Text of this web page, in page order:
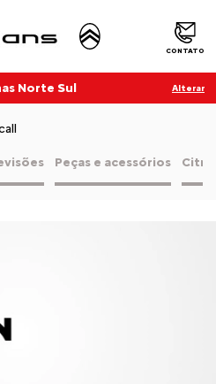
CONTATO
Norte Sul Alterar
Peças e acessórios